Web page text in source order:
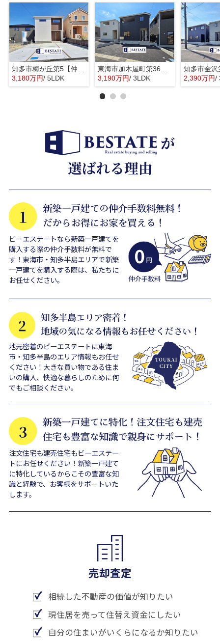
知多市梅が丘第5【仲介手数料0円】
3,180万円/ 5LDK
東海市加木屋町第36の3号棟【仲介手数料0円】
3,190万円/ 3LDK 2,390万円/
ビーエステートなら新築一戸建てを
購入する際の仲介手数料が無料で
す！東海市・知多半島エリアで新築
一戸建てを購入する際は、私たちに
お任せください。
地元密着のビーエステートに東海
市・知多半島のエリア情報もお任せ
ください！大きな買い物である住ま
いの購入、快適な暮らしのために何
でもご相談ください。
注文住宅も建売住宅もビーエステー
トにお任せください！新築一戸建て
に特化しているからこその豊富な知
識と経験で、お客様をサポートいた
します。
売却査定
相続した不動産の価値が知りたい
現住居を売って住替え資金にしたい
自分の住まいがいくらになるか知りたい